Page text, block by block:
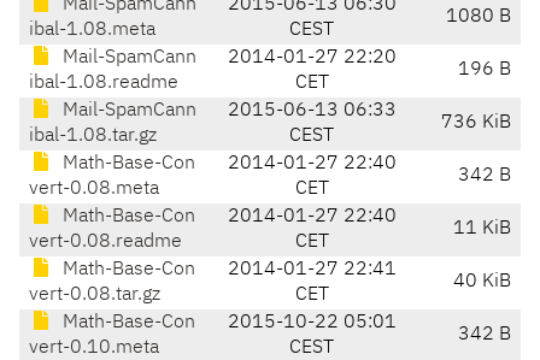
Mail-SpamCann
ibal-1.08.meta
2015-06-13 06:30
CEST
1080 B
Mail-SpamCann
ibal-1.08.readme
2014-01-27 22:20
CET
196 B
Mail-SpamCann
ibal-1.08.tar.gz
2015-06-13 06:33
CEST
736 KiB
Math-Base-Con
vert-0.08.meta
2014-01-27 22:40
CET
342 B
Math-Base-Con
vert-0.08.readme
2014-01-27 22:40
CET
11 KiB
Math-Base-Con
vert-0.08.tar.gz
2014-01-27 22:41
CET
40 KiB
Math-Base-Con
vert-0.10.meta
2015-10-22 05:01
CEST
342 B